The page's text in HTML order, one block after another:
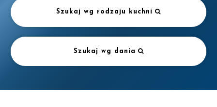
Szukaj wg rodzaju kuchni
Szukaj wg dania